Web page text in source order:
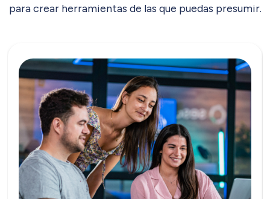
para crear herramientas de las que puedas presumir.